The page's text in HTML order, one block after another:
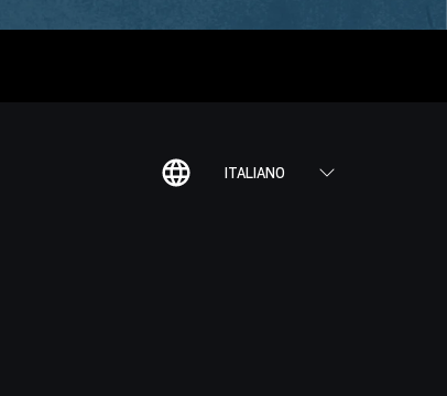
ITALIANO